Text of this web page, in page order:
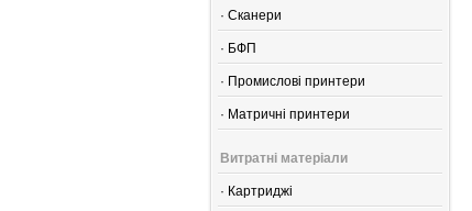
· Сканери
· БФП
· Промислові принтери
· Матричні принтери
Витратні матеріали
· Картриджі